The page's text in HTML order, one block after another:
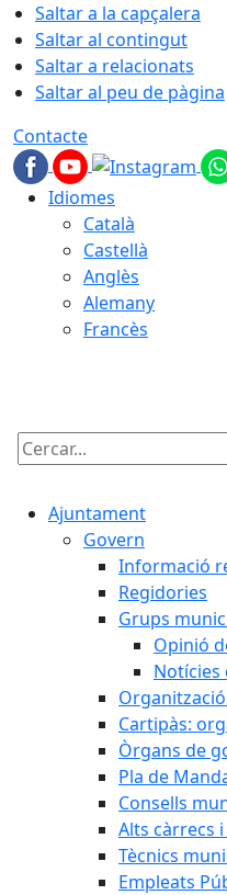
Saltar a la capçalera
Saltar al contingut
Saltar a relacionats
Saltar al peu de pàgina
Contacte
Idiomes
Català
Castellà
Anglès
Alemany
Francès
Cercar:
Ajuntament
Govern
Informació
Regidories
Grups
Opinió
Notícies
Cartipàs:
Òrgans de
Pla de
Consells
Alts càrrecs
Tècnics
Empleats